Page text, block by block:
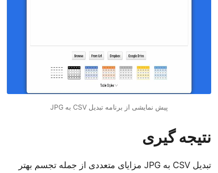
پیش نمایشی از برنامه تبدیل CSV به JPG
نتیجه گیری
تبدیل CSV به JPG مزایای متعددی از جمله تجسم بهتر